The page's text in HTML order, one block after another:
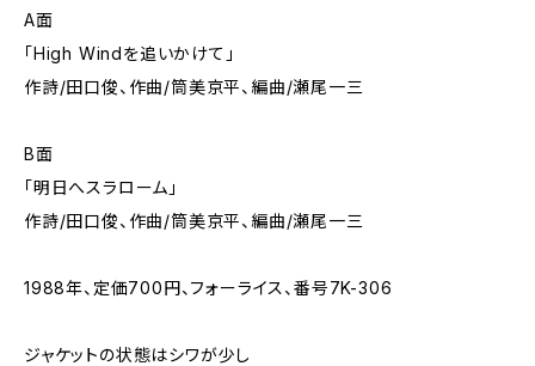
A面
「High Windを追いかけて」
作詩/田口俊、作曲/筒美京平、編曲/瀬尾一三
B面
「明日へスラローム」
作詩/田口俊、作曲/筒美京平、編曲/瀬尾一三
1988年、定価700円、フォーライス、番号7K-306
ジャケットの状態はシワが少し